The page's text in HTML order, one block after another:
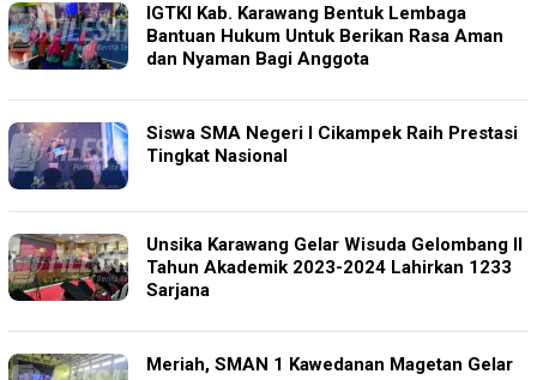
IGTKI Kab. Karawang Bentuk Lembaga
Bantuan Hukum Untuk Berikan Rasa Aman
dan Nyaman Bagi Anggota
Siswa SMA Negeri I Cikampek Raih Prestasi
Tingkat Nasional
Unsika Karawang Gelar Wisuda Gelombang II
Tahun Akademik 2023-2024 Lahirkan 1233
Sarjana
Meriah, SMAN 1 Kawedanan Magetan Gelar